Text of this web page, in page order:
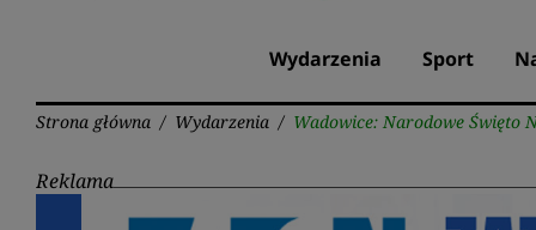
Wydarzenia Sport
Strona główna / Wydarzenia / Wadowice: Narodowe Święto
Reklama